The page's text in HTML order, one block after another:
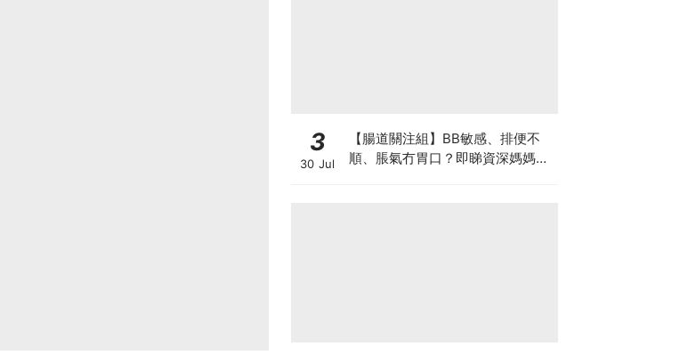
3
30 Jul
【腸道關注組】BB敏感、排便不
順、脹氣冇胃口？即睇資深媽媽分